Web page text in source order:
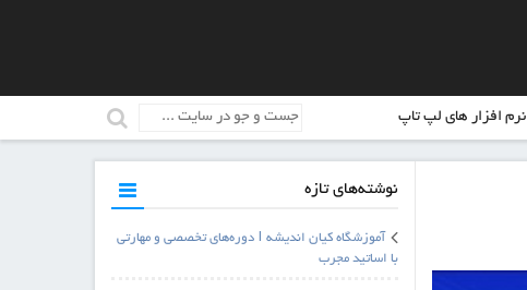
نرم افزار های لپ تاپ
نوشته‌های تازه
آموزشگاه کیان اندیشه | دوره‌های تخصصی و مهارتی
با اساتید مجرب